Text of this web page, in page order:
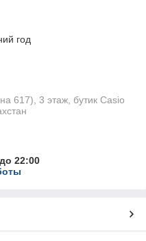
год
617), 3 этаж, бутик Casio
22:00